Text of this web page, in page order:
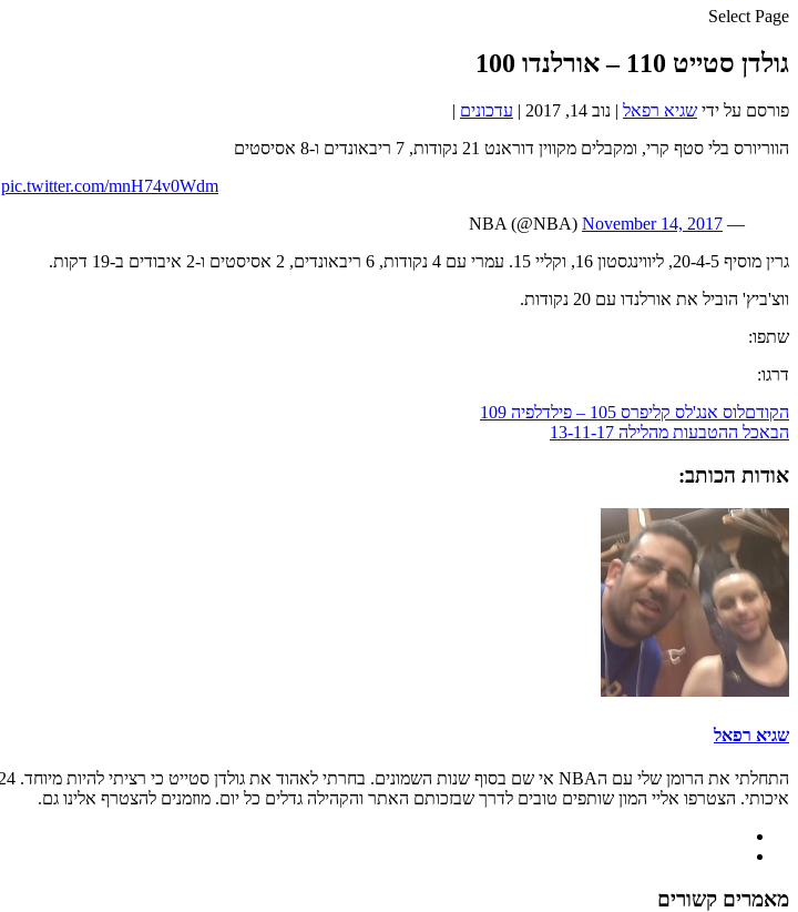
Select Page
גולדן סטייט 110 – אורלנדו 100
פורסם על ידי שגיא רפאל | נוב 14, 2017 | עדכונים |
הווריורס בלי סטף קרי, ומקבלים מקווין דוראנט 21 נקודות, 7 ריבאונדים ו-8 אסיסטים
pic.twitter.com/mnH74v0Wdm
— NBA (@NBA)
November 14, 2017
גרין מוסיף 20-4-5, ליווינגסטון 16, וקליי 15. עמרי עם 4 נקודות, 6 ריבאונדים, 2 אסיסטים ו-2 איבודים ב-19 דקות.
ווצ'ביץ' הוביל את אורלנדו עם 20 נקודות.
שתפו:
דרגו:
הקודםלוס אנג'לס קליפרס 105 – פילדלפיה 109
הבאכל ההטבעות מהלילה 13-11-17
אודות הכותב:
שגיא רפאל
איכותי. הצטרפו אליי המון שותפים טובים לדרך שבזכותם האתר והקהילה גדלים כל יום. מוזמנים להצטרף אלינו גם.
מאמרים קשורים